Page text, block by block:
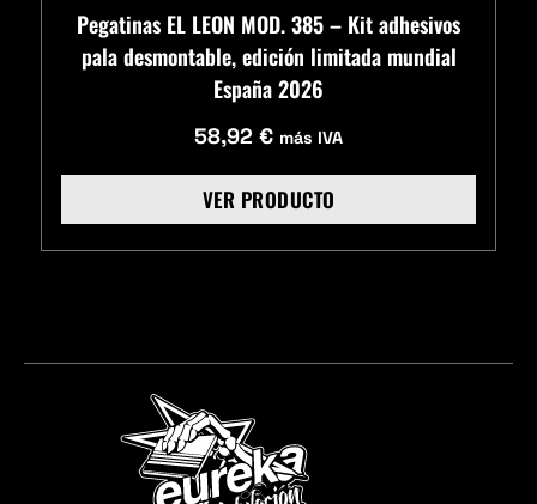
Pegatinas EL LEON MOD. 385 – Kit adhesivos
pala desmontable, edición limitada mundial
España 2026
58,92 € más IVA
VER PRODUCTO